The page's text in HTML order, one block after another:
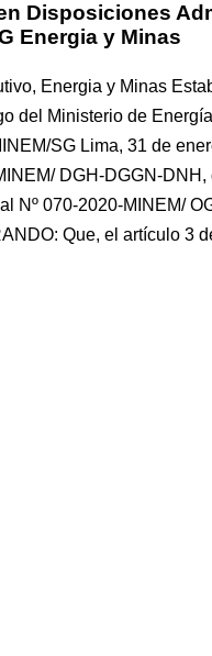
Disposiciones
Energia y Minas
Energia y Minas
del Ministerio de
SG Lima, 31 de
DGH-DGGN-
Nº 070-2020-MINEM/
Que, el artículo 3